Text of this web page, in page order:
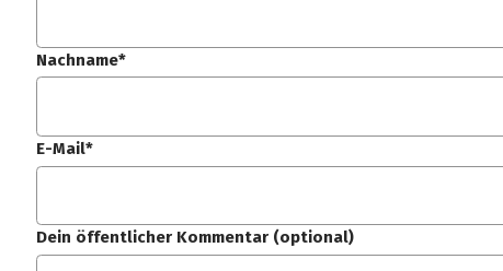
Nachname*
E-Mail*
Dein öffentlicher Kommentar (optional)